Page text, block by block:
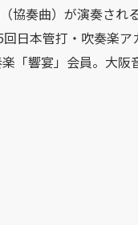
協奏曲）が演奏される
日本管打・吹奏楽
「響宴」会員。大阪